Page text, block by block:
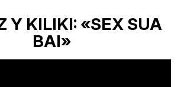
Y KILIKI: «SEX SUA
BAI»